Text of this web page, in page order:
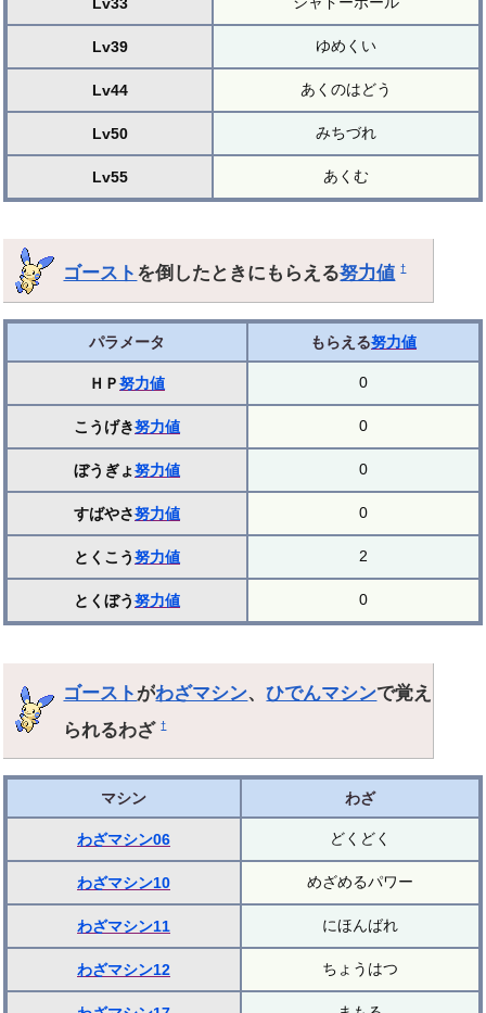
Lv39 ゆめくい
Lv44 あくのはどう
Lv50 みちづれ
Lv55 あくむ
ゴースト を倒したときにもらえる努力値 †
パラメータ もらえる努力値
ＨＰ努力値 0
こうげき努力値 0
ぼうぎょ努力値 0
すばやさ努力値 0
とくこう努力値 2
とくぼう努力値 0
ゴーストがわざマシン、ひでんマシンで覚え
られるわざ†
マシン わざ
わざマシン06 どくどく
わざマシン10 めざめるパワー
わざマシン11 にほんばれ
わざマシン12 ちょうはつ